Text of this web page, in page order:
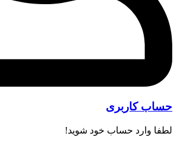
حساب کاربری
لطفا وارد حساب خود شوید!